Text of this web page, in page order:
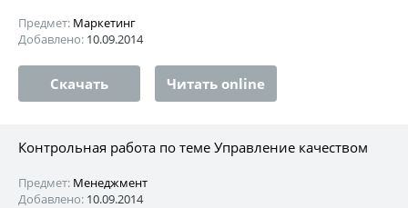
Предмет: Маркетинг
Добавлено: 10.09.2014
Скачать Читать online
Контрольная работа по теме Управление качеством
Предмет: Менеджмент
Добавлено: 10.09.2014